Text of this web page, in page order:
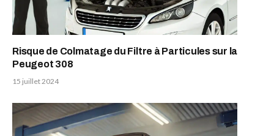
Risque de Colmatage du Filtre à Particules sur la
Peugeot 308
15 juillet 2024